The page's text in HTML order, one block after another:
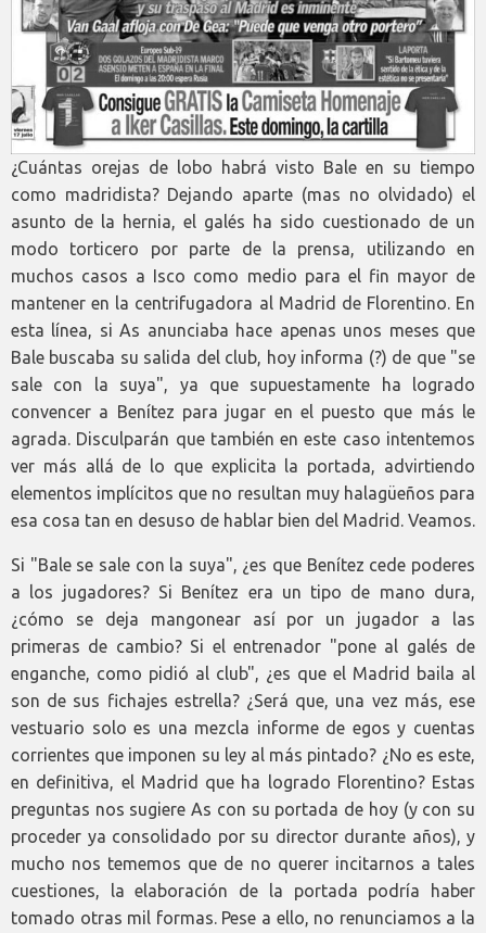
¿Cuántas orejas de lobo habrá visto Bale en su tiempo
como madridista? Dejando aparte (mas no olvidado) el
asunto de la hernia, el galés ha sido cuestionado de un
modo torticero por parte de la prensa, utilizando en
muchos casos a Isco como medio para el fin mayor de
mantener en la centrifugadora al Madrid de Florentino. En
esta línea, si As anunciaba hace apenas unos meses que
Bale buscaba su salida del club, hoy informa (?) de que "se
sale con la suya", ya que supuestamente ha logrado
convencer a Benítez para jugar en el puesto que más le
agrada. Disculparán que también en este caso intentemos
ver más allá de lo que explicita la portada, advirtiendo
elementos implícitos que no resultan muy halagüeños para
esa cosa tan en desuso de hablar bien del Madrid. Veamos.
Si "Bale se sale con la suya", ¿es que Benítez cede poderes
a los jugadores? Si Benítez era un tipo de mano dura,
¿cómo se deja mangonear así por un jugador a las
primeras de cambio? Si el entrenador "pone al galés de
enganche, como pidió al club", ¿es que el Madrid baila al
son de sus fichajes estrella? ¿Será que, una vez más, ese
vestuario solo es una mezcla informe de egos y cuentas
corrientes que imponen su ley al más pintado? ¿No es este,
en definitiva, el Madrid que ha logrado Florentino? Estas
preguntas nos sugiere As con su portada de hoy (y con su
proceder ya consolidado por su director durante años), y
mucho nos tememos que de no querer incitarnos a tales
cuestiones, la elaboración de la portada podría haber
tomado otras mil formas. Pese a ello, no renunciamos a la